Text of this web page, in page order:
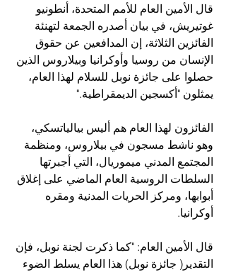
قال الأمين العام للأمم المتحدة، أنطونيو
غوتيريش، في بيان أصدره الجمعة لتهنئة
الفائزين الثلاثة، إن المدافعين عن حقوق
الإنسان من روسيا وأوكرانيا وبيلاروس الذين
حصلوا على جائزة نوبل للسلام لهذا العام،
يمثلون "أكسجين الديمقراطية."
الفائزون لهذا العام هم أليس بيالياتسكي،
وهو ناشط مسجون في بيلاروس، ومنظمة
المجتمع المدني ميموريال، التي أجبرتها
السلطات الروسية العام الماضي على إغلاق
أبوابها، ومركز الحريات المدنية ومقره
أوكرانيا.
قال الأمين العام: "كما ذكرت لجنة نوبل، فإن
التقدير( جائزة نوبل) هذا العام يسلط الضوء